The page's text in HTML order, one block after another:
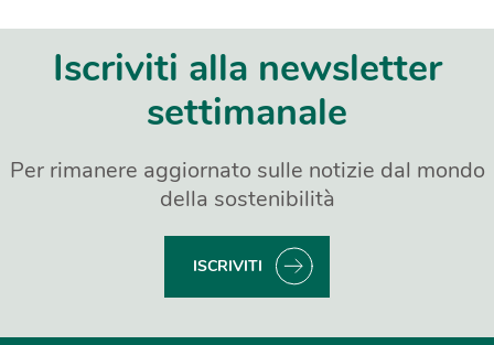
Iscriviti alla newsletter
settimanale
Per rimanere aggiornato sulle notizie dal mondo
della sostenibilità
ISCRIVITI